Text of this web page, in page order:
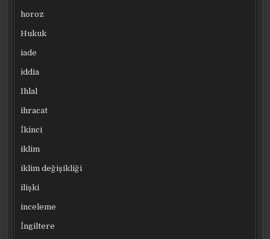
horoz
Hukuk
iade
iddia
Ihlal
ihracat
İkinci
iklim
iklim değişikliği
ilişki
inceleme
İngiltere